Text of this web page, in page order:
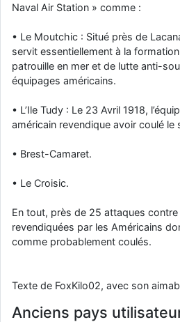
Naval Air Station » comme :
• Le Moutchic : Situé près de
servit essentiellement à la
patrouille en mer et de lutte anti-
équipages américains.
• L’Ile Tudy : Le 23 Avril 1918,
américain revendique avoir coulé le
• Brest-Camaret.
• Le Croisic.
En tout, près de 25 attaques
revendiquées par les Américains
comme probablement coulés.
Texte de FoxKilo02, avec son
Anciens pays